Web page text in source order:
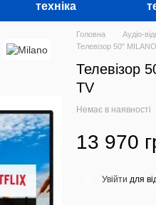
техніка
Головна Аудіо-
Телевізор 50"
Телевізор
TV
Немає в наявності
13 970
Увійти для